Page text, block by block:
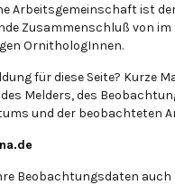
Arbeitsgemeinschaft ist
Zusammenschluß von im
OrnithologInnen.
für diese Seite? Kurze
Melders, des
und der beobachteten
Beobachtungsdaten auch